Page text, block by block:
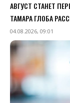
АВГУСТ СТАНЕТ
ТАМАРА ГЛОБА
04.08.2026, 09:01